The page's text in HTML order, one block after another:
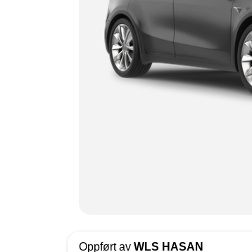
Oppført av WLS HASAN